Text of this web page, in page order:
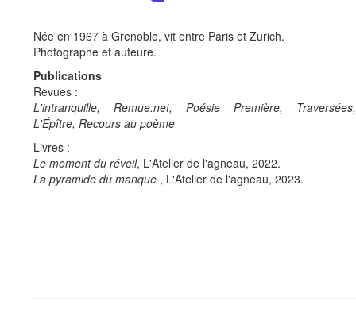
Née en 1967 à Grenoble, vit entre Paris et Zurich.
Photographe et auteure.
Publications
Revues :
L'intranquille, Remue.net, Poésie Première, Traversées,
L'Épître, Recours au poème
Livres :
Le moment du réveil, L'Atelier de l'agneau, 2022.
La pyramide du manque , L'Atelier de l'agneau, 2023.